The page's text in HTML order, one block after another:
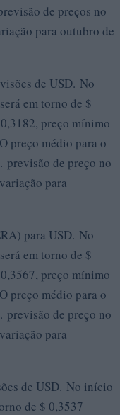
de preços no
para outubro de
de USD. No
em torno de $
preço mínimo
preço médio para o
previsão de preço no
para
para USD. No
em torno de $
preço mínimo
preço médio para o
previsão de preço no
para
de USD. No início
de $ 0,3537